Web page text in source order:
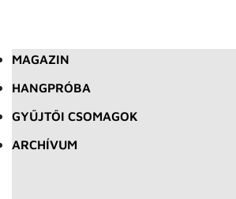
MAGAZIN
HANGPRÓBA
GYŰJTŐI CSOMAGOK
ARCHÍVUM